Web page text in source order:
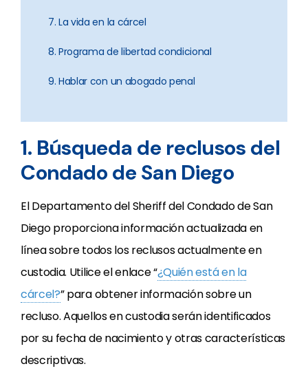
7. La vida en la cárcel
8. Programa de libertad condicional
9. Hablar con un abogado penal
1. Búsqueda de reclusos del
Condado de San Diego
El Departamento del Sheriff del Condado de San
Diego proporciona información actualizada en
línea sobre todos los reclusos actualmente en
custodia. Utilice el enlace “¿Quién está en la
cárcel?” para obtener información sobre un
recluso. Aquellos en custodia serán identificados
por su fecha de nacimiento y otras características
descriptivas.